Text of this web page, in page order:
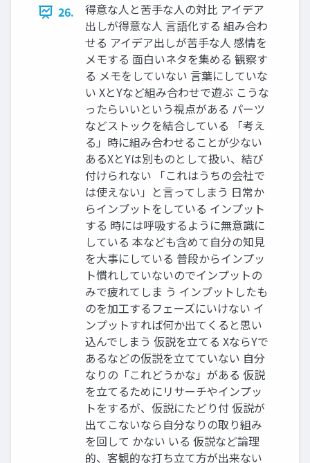
26.
得意な人と苦手な人の対比 アイデア
出しが得意な人 言語化する 組み合わ
せる アイデア出しが苦手な人 感情を
メモする 面白いネタを集める 観察す
る メモをしていない 言葉にしていな
い XとYなど組み合わせで遊ぶ こうな
ったらいいという視点がある パーツ
などストックを結合している 「考え
る」時に組み合わせることが少ない
あるXとYは別ものとして扱い、結び
付けられない 「これはうちの会社で
は使えない」と言ってしまう 日常か
らインプットをしている インプット
する 時には呼吸するように無意識に
している 本なども含めて自分の知見
を大事にしている 普段からインプッ
ト慣れしていないのでインプットの
みで疲れてしま う インプットしたも
のを加工するフェーズにいけない イ
ンプットすれば何か出てくると思い
込んでしまう 仮説を立てる XならYで
あるなどの仮説を立てていない 自分
なりの「これどうかな」がある 仮説
を立てるためにリサーチやインプッ
トをするが、仮説にたどり付 仮説が
出てこないなら自分なりの取り組み
を回して かない いる 仮説など論理
的、客観的な打ち立て方が出来ない